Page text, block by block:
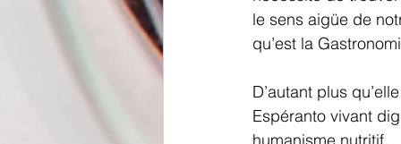
le sens aigüe de
qu’est la
D’autant plus
Espéranto vivant